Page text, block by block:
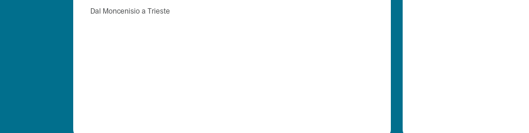
Dal Moncenisio a Trieste